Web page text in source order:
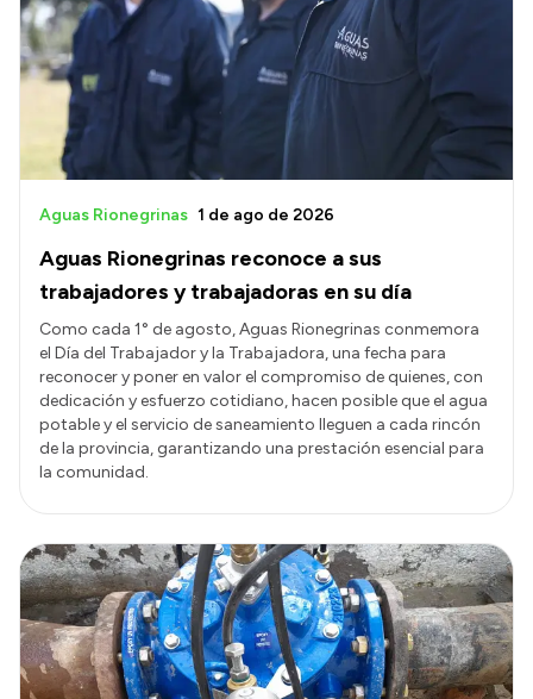
Aguas Rionegrinas reconoce a sus
trabajadores y trabajadoras en su día
Aguas Rionegrinas 1 de ago de 2026
Como cada 1° de agosto, Aguas Rionegrinas conmemora
el Día del Trabajador y la Trabajadora, una fecha para
reconocer y poner en valor el compromiso de quienes, con
dedicación y esfuerzo cotidiano, hacen posible que el agua
potable y el servicio de saneamiento lleguen a cada rincón
de la provincia, garantizando una prestación esencial para
la comunidad.